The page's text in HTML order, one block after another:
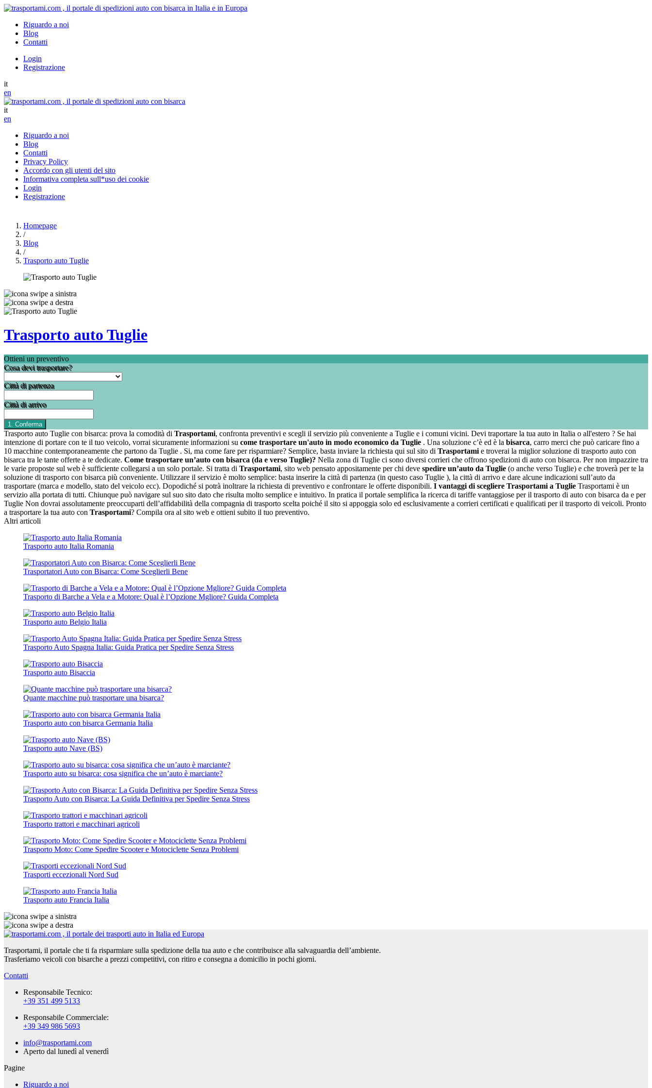
Riguardo a noi
Blog
Contatti
Login
Registrazione
it
en
it
en
Riguardo a noi
Blog
Contatti
Privacy Policy
Accordo con gli utenti del sito
Informativa completa sull*uso dei cookie
Login
Registrazione
Homepage
/
Blog
/
Trasporto auto Tuglie
Trasporto auto Tuglie
Ottieni un preventivo
Cosa devi trasportare?
Città di partenza
Città di arrivo
Trasporto auto Tuglie con bisarca: prova la comodità di Trasportami, confronta preventivi e scegli il servizio più conveniente a Tuglie e i comuni vicini. Devi traportare la tua auto in Italia o all'estero ? Se hai
intenzione di portare con te il tuo veicolo, vorrai sicuramente informazioni su come trasportare un'auto in modo economico da Tuglie . Una soluzione c’è ed è la bisarca, carro merci che può caricare fino a
10 macchine contemporaneamente che partono da Tuglie . Si, ma come fare per risparmiare? Semplice, basta inviare la richiesta qui sul sito di Trasportami e troverai la miglior soluzione di trasporto auto con
bisarca tra le tante offerte a te dedicate. Come trasportare un’auto con bisarca (da e verso Tuglie)? Nella zona di Tuglie ci sono diversi corrieri che offrono spedizioni di auto con bisarca. Per non impazzire tra
le varie proposte sul web è sufficiente collegarsi a un solo portale. Si tratta di Trasportami, sito web pensato appositamente per chi deve spedire un’auto da Tuglie (o anche verso Tuglie) e che troverà per te la
soluzione di trasporto con bisarca più conveniente. Utilizzare il servizio è molto semplice: basta inserire la città di partenza (in questo caso Tuglie ), la città di arrivo e dare alcune indicazioni sull’auto da
trasportare (marca e modello, stato del veicolo ecc). Dopodiché si potrà inoltrare la richiesta di preventivo e confrontare le offerte disponibili. I vantaggi di scegliere Trasportami a Tuglie Trasportami è un
servizio alla portata di tutti. Chiunque può navigare sul suo sito dato che risulta molto semplice e intuitivo. In pratica il portale semplifica la ricerca di tariffe vantaggiose per il trasporto di auto con bisarca da e per
Tuglie Non dovrai assolutamente preoccuparti dell’affidabilità della compagnia di trasporto scelta poiché il sito si appoggia solo ed esclusivamente a corrieri certificati e qualificati per il trasporto di veicoli. Pronto
a trasportare la tua auto con Trasportami? Compila ora al sito web e ottieni subito il tuo preventivo.
Altri articoli
Trasporto auto Italia Romania
Trasportatori Auto con Bisarca: Come Sceglierli Bene
Trasporto di Barche a Vela e a Motore: Qual è l’Opzione Mgliore? Guida Completa
Trasporto auto Belgio Italia
Trasporto Auto Spagna Italia: Guida Pratica per Spedire Senza Stress
Trasporto auto Bisaccia
Quante macchine può trasportare una bisarca?
Trasporto auto con bisarca Germania Italia
Trasporto auto Nave (BS)
Trasporto auto su bisarca: cosa significa che un’auto è marciante?
Trasporto Auto con Bisarca: La Guida Definitiva per Spedire Senza Stress
Trasporto trattori e macchinari agricoli
Trasporto Moto: Come Spedire Scooter e Motociclette Senza Problemi
Trasporti eccezionali Nord Sud
Trasporto auto Francia Italia
Trasportami, il portale che ti fa risparmiare sulla spedizione della tua auto e che contribuisce alla salvaguardia dell’ambiente.
Trasferiamo veicoli con bisarche a prezzi competitivi, con ritiro e consegna a domicilio in pochi giorni.
Contatti
Responsabile Tecnico:
+39 351 499 5133
Responsabile Commerciale:
+39 349 986 5693
info@trasportami.com
Aperto dal lunedì al venerdì
Pagine
Riguardo a noi